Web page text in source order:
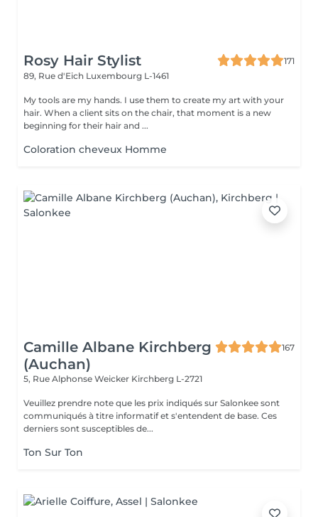
Rosy Hair Stylist
171
89, Rue d'Eich Luxembourg L-1461
My tools are my hands. I use them to create my art with your
hair. When a client sits on the chair, that moment is a new
beginning for their hair and ...
Coloration cheveux Homme
Camille Albane Kirchberg
(Auchan)
167
5, Rue Alphonse Weicker Kirchberg L-2721
Veuillez prendre note que les prix indiqués sur Salonkee sont
communiqués à titre informatif et s'entendent de base. Ces
derniers sont susceptibles de...
Ton Sur Ton